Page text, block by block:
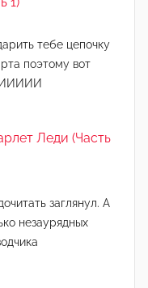
тебе цепочку
поэтому вот
Леди (Часть
заглянул. А
незаурядных